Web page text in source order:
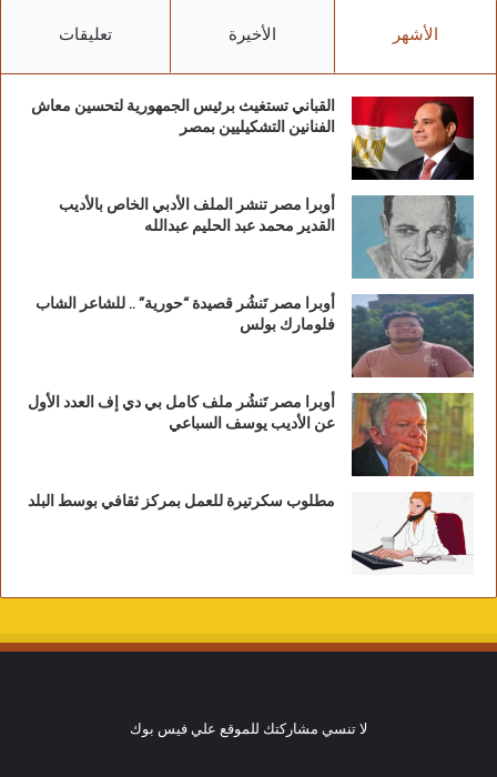
الأشهر الأخيرة تعليقات
القباني تستغيث برئيس الجمهورية لتحسين معاش
الفنانين التشكيليين بمصر
أوبرا مصر تنشر الملف الأدبي الخاص بالأديب
القدير محمد عبد الحليم عبدالله
أوبرا مصر تَنشُر قصيدة “حورية” .. للشاعر الشاب
فلومارك بولس
أوبرا مصر تَنشُر ملف كامل بي دي إف العدد الأول
عن الأديب يوسف السباعي
مطلوب سكرتيرة للعمل بمركز ثقافي بوسط البلد
لا تنسي مشاركتك للموقع علي فيس بوك